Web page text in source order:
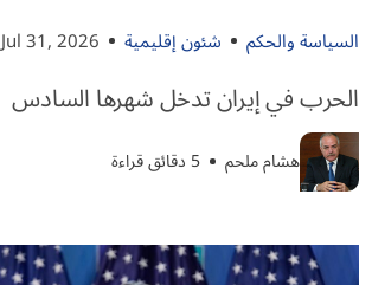
السياسة والحكم شئون إقليمية Jul 31, 2026
الحرب في إيران تدخل شهرها السادس
هشام ملحم 5 دقائق قراءة